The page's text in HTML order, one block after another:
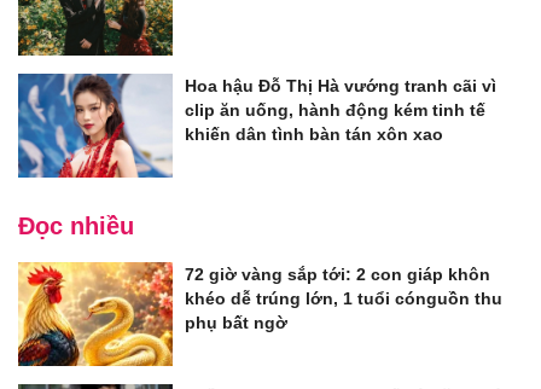
Hoa hậu Đỗ Thị Hà vướng tranh cãi vì
clip ăn uống, hành động kém tinh tế
khiến dân tình bàn tán xôn xao
Đọc nhiều
72 giờ vàng sắp tới: 2 con giáp khôn
khéo dễ trúng lớn, 1 tuổi cónguồn thu
phụ bất ngờ